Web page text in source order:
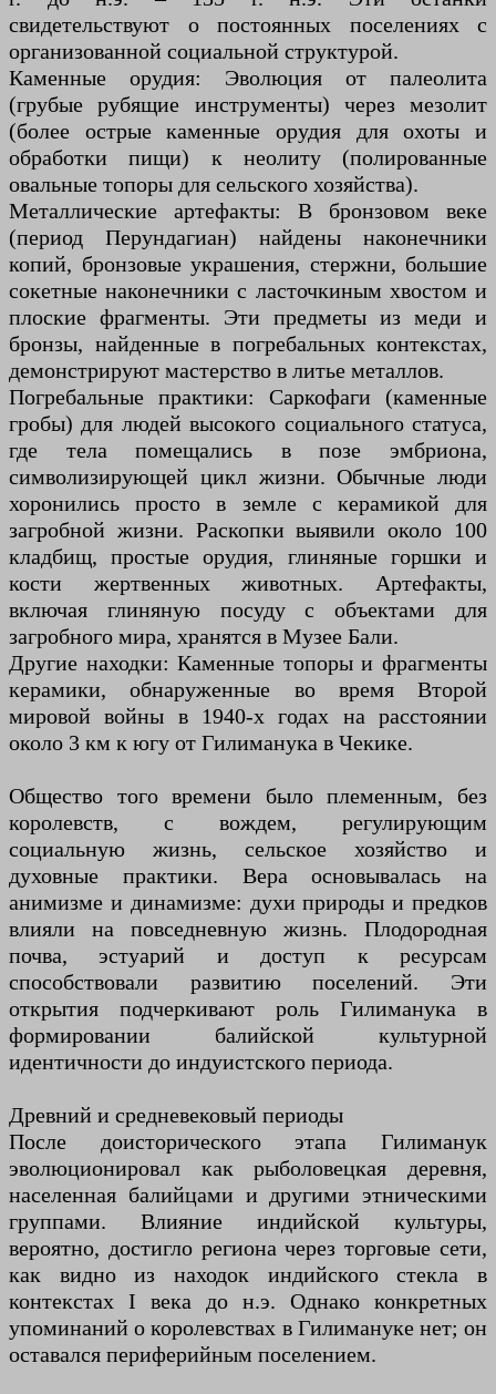
свидетельствуют о постоянных поселениях с
организованной социальной структурой.
Каменные орудия: Эволюция от палеолита
(грубые рубящие инструменты) через мезолит
(более острые каменные орудия для охоты и
обработки пищи) к неолиту (полированные
овальные топоры для сельского хозяйства).
Металлические артефакты: В бронзовом веке
(период Перундагиан) найдены наконечники
копий, бронзовые украшения, стержни, большие
сокетные наконечники с ласточкиным хвостом и
плоские фрагменты. Эти предметы из меди и
бронзы, найденные в погребальных контекстах,
демонстрируют мастерство в литье металлов.
Погребальные практики: Саркофаги (каменные
гробы) для людей высокого социального статуса,
где тела помещались в позе эмбриона,
символизирующей цикл жизни. Обычные люди
хоронились просто в земле с керамикой для
загробной жизни. Раскопки выявили около 100
кладбищ, простые орудия, глиняные горшки и
кости жертвенных животных. Артефакты,
включая глиняную посуду с объектами для
загробного мира, хранятся в Музее Бали.
Другие находки: Каменные топоры и фрагменты
керамики, обнаруженные во время Второй
мировой войны в 1940-х годах на расстоянии
около 3 км к югу от Гилиманука в Чекике.
Общество того времени было племенным, без
королевств, с вождем, регулирующим
социальную жизнь, сельское хозяйство и
духовные практики. Вера основывалась на
анимизме и динамизме: духи природы и предков
влияли на повседневную жизнь. Плодородная
почва, эстуарий и доступ к ресурсам
способствовали развитию поселений. Эти
открытия подчеркивают роль Гилиманука в
формировании балийской культурной
идентичности до индуистского периода.
Древний и средневековый периоды
После доисторического этапа Гилиманук
эволюционировал как рыболовецкая деревня,
населенная балийцами и другими этническими
группами. Влияние индийской культуры,
вероятно, достигло региона через торговые сети,
как видно из находок индийского стекла в
контекстах I века до н.э. Однако конкретных
упоминаний о королевствах в Гилимануке нет; он
оставался периферийным поселением.